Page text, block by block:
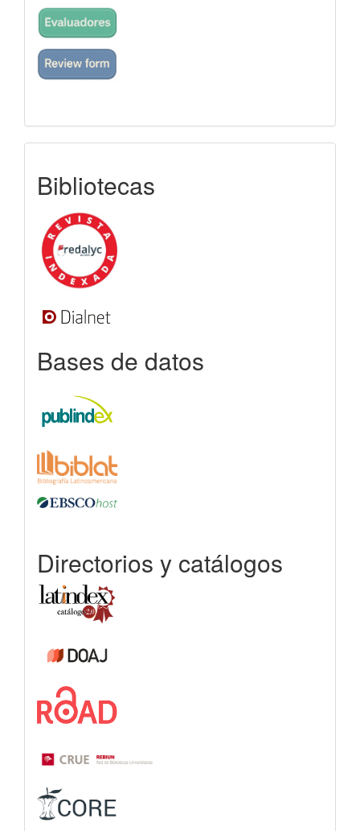
Bibliotecas
Bases de datos
Directorios y catálogos